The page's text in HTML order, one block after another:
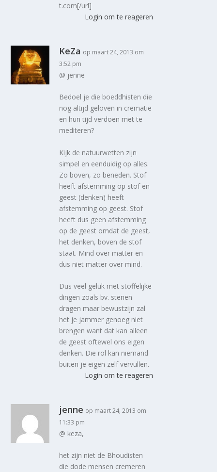
t.com[/url]
Login om te reageren
KeZa op maart 24, 2013 om
3:52 pm
@ jenne
Bedoel je die boeddhisten die
nog altijd geloven in crematie
en hun tijd verdoen met te
mediteren?
Kijk de natuurwetten zijn
simpel en eenduidig op alles.
Zo boven, zo beneden. Stof
heeft afstemming op stof en
geest (denken) heeft
afstemming op geest. Stof
heeft dus geen afstemming
op de geest omdat de geest,
het denken, boven de stof
staat. Mind over matter en
dus niet matter over mind.
Dus veel geluk met stoffelijke
dingen zoals bv. stenen
dragen maar bewustzijn zal
het je jammer genoeg niet
brengen want dat kan alleen
de geest oftewel ons eigen
denken. Die rol kan niemand
buiten je eigen zelf vervullen.
Login om te reageren
jenne op maart 24, 2013 om
11:33 pm
@ keza,
het zijn niet de Bhoudisten
die dode mensen cremeren